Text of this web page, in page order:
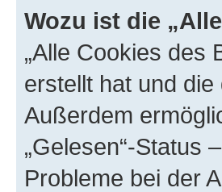
Wozu ist die
„Alle Cookies des
erstellt hat und
Außerdem
„Gelesen“-Status
Probleme bei der